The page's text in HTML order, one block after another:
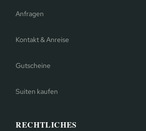
Anfragen
Kontakt & Anreise
Gutscheine
Suiten kaufen
RECHTLICHES